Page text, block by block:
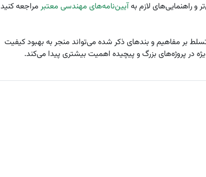
و راهنمایی‌های لازم بهآیین‌نامه‌های مهندسی معتبر مراجعه کنید
بر مفاهیم و بندهای ذکر شده می‌تواند منجر به بهبود کیفیت
در پروژه‌های بزرگ و پیچیده اهمیت بیشتری پیدا می‌کند.